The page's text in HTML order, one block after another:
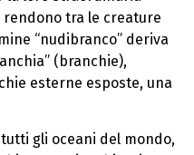
tra le creature
“nudibranco” deriva
(branchie),
esterne esposte, una
gli oceani del mondo,